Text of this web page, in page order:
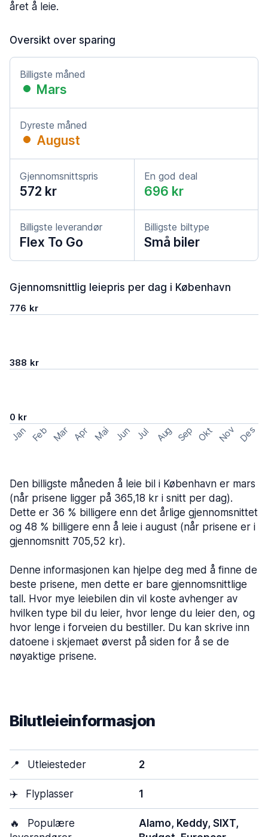
året å leie.
Oversikt over sparing
Billigste måned
Mars
Dyreste måned
August
Gjennomsnittspris
572 kr
En god deal
696 kr
Billigste leverandør
Flex To Go
Billigste biltype
Små biler
Gjennomsnittlig leiepris per dag i København
776 kr
388 kr
0 kr
Jan Feb Mar Apr Mai Jun Jul Aug Sep Okt Nov Des
Den billigste måneden å leie bil i København er mars
(når prisene ligger på 365,18 kr i snitt per dag).
Dette er 36 % billigere enn det årlige gjennomsnittet
og 48 % billigere enn å leie i august (når prisene er i
gjennomsnitt 705,52 kr).
Denne informasjonen kan hjelpe deg med å finne de
beste prisene, men dette er bare gjennomsnittlige
tall. Hvor mye leiebilen din vil koste avhenger av
hvilken type bil du leier, hvor lenge du leier den, og
hvor lenge i forveien du bestiller. Du kan skrive inn
datoene i skjemaet øverst på siden for å se de
nøyaktige prisene.
Bilutleieinformasjon
📍 Utleiesteder 2
✈️ Flyplasser 1
🔥
Populære
Alamo, Keddy, SIXT,